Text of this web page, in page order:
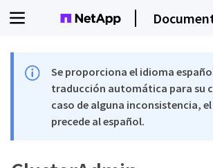
Se proporciona el idioma
traducción automática para su
caso de alguna inconsistencia,
precede al español.